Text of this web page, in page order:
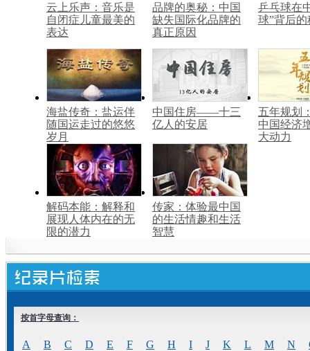
云上乐声：音乐是
自闭症儿童最美的
表达
品牌的奥秘：中国
缺失国际化品牌的
真正原因
乒乓球在
球”背后的
海盐传奇：盐运伴
随国运走过的悠悠
岁月
中国住房——十三
亿人的安居
五年规划
中国经济
大动力
解码本能：解释和
展现人体内在的无
限的潜力
传家：体验最中国
的生活情趣和生活
智慧
按首字母查询：
A B C D E F G H I J K L M N